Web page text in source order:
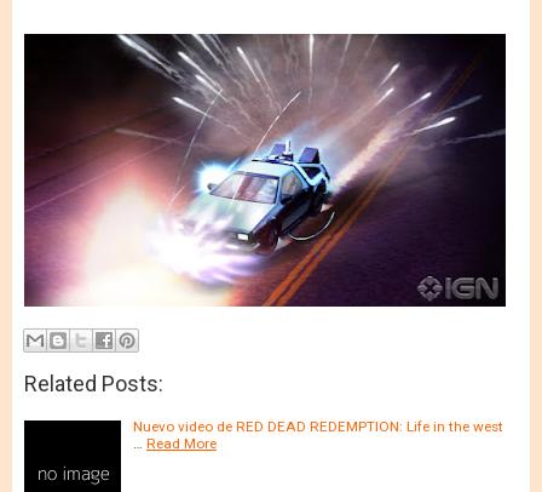
Related Posts:
Nuevo video de RED DEAD REDEMPTION: Life in the west
… Read More